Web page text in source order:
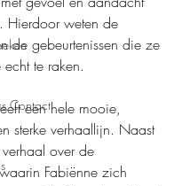
Contact
Hierdoor weten de
de gebeurtenissen die ze
te raken.
een hele mooie,
sterke verhaallijn. Naast
over de
Fabiënne zich